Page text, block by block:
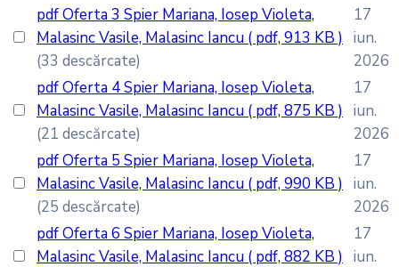
pdfOferta 3 Spier Mariana, Iosep Violeta,
Malasinc Vasile, Malasinc Iancu ( pdf, 913 KB )
(33 descărcate)
17
iun.
2026
pdfOferta 4 Spier Mariana, Iosep Violeta,
Malasinc Vasile, Malasinc Iancu ( pdf, 875 KB )
(21 descărcate)
17
iun.
2026
pdfOferta 5 Spier Mariana, Iosep Violeta,
Malasinc Vasile, Malasinc Iancu ( pdf, 990 KB )
(25 descărcate)
17
iun.
2026
pdfOferta 6 Spier Mariana, Iosep Violeta,
Malasinc Vasile, Malasinc Iancu ( pdf, 882 KB )
17
iun.